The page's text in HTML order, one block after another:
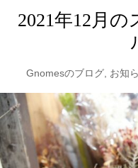
2021年12月
Gnomesのブログ, お知